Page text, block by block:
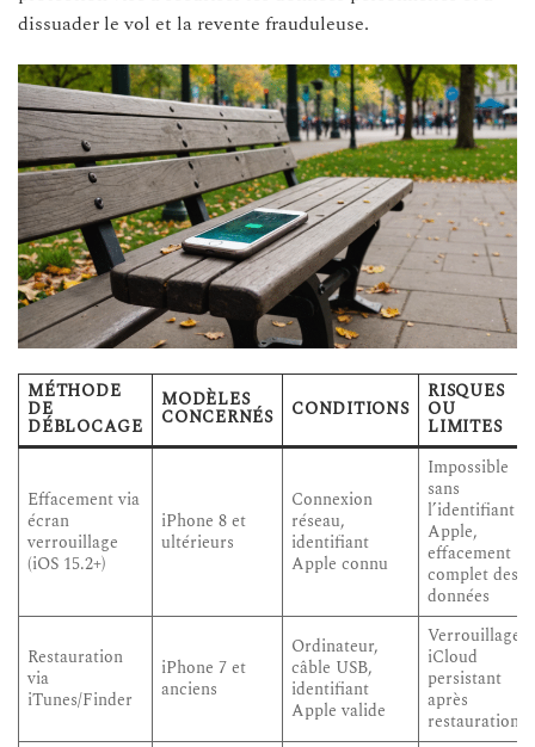
dissuader le vol et la revente frauduleuse.
MÉTHODE
DE
DÉBLOCAGE
MODÈLES
CONCERNÉS CONDITIONS
RISQUES
OU
LIMITES
Effacement via
écran
verrouillage
(iOS 15.2+)
iPhone 8 et
ultérieurs
Connexion
réseau,
identifiant
Apple connu
Impossible
sans
l’identifiant
Apple,
effacement
complet des
données
Restauration
via
iTunes/Finder
iPhone 7 et
anciens
Ordinateur,
câble USB,
identifiant
Apple valide
Verrouillage
iCloud
persistant
après
restauration